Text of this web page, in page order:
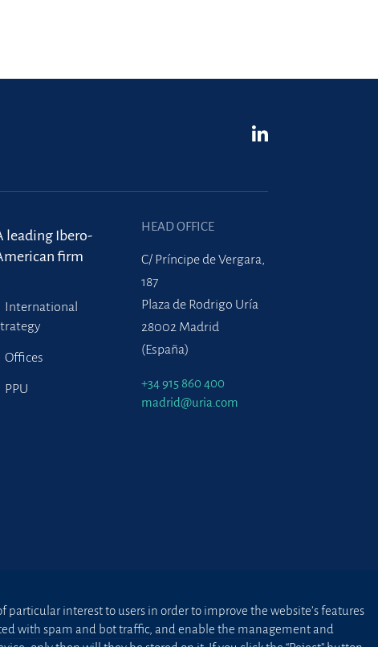
leading Ibero-
firm
International
Offices
PPU
HEAD OFFICE
C/ Príncipe de Vergara,
187
Plaza de Rodrigo Uría
28002 Madrid
(España)
+34 915 860 400
madrid@uria.com
interest to users in order to improve the website’s features
with spam and bot traffic, and enable the management and